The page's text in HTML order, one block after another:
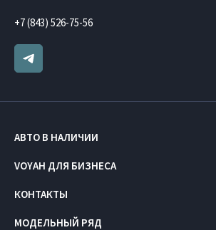
+7 (843) 526-75-56
АВТО В НАЛИЧИИ
VOYAH ДЛЯ БИЗНЕСА
КОНТАКТЫ
МОДЕЛЬНЫЙ РЯД